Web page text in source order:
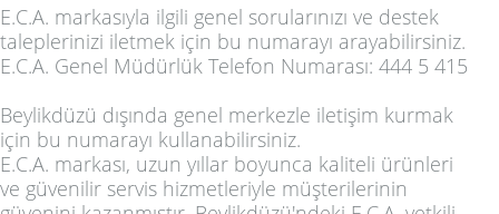
E.C.A. markasıyla ilgili genel sorularınızı ve destek
taleplerinizi iletmek için bu numarayı arayabilirsiniz.
E.C.A. Genel Müdürlük Telefon Numarası: 444 5 415
Beylikdüzü dışında genel merkezle iletişim kurmak
için bu numarayı kullanabilirsiniz.
E.C.A. markası, uzun yıllar boyunca kaliteli ürünleri
ve güvenilir servis hizmetleriyle müşterilerinin